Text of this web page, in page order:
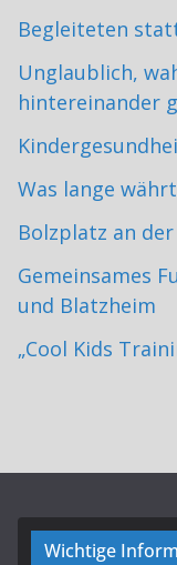
Begleiteten
Unglaublich,
hintereinander
Was lange
Bolzplatz an
Gemeinsames
und Blatzheim
„Cool Kids
Wichtige